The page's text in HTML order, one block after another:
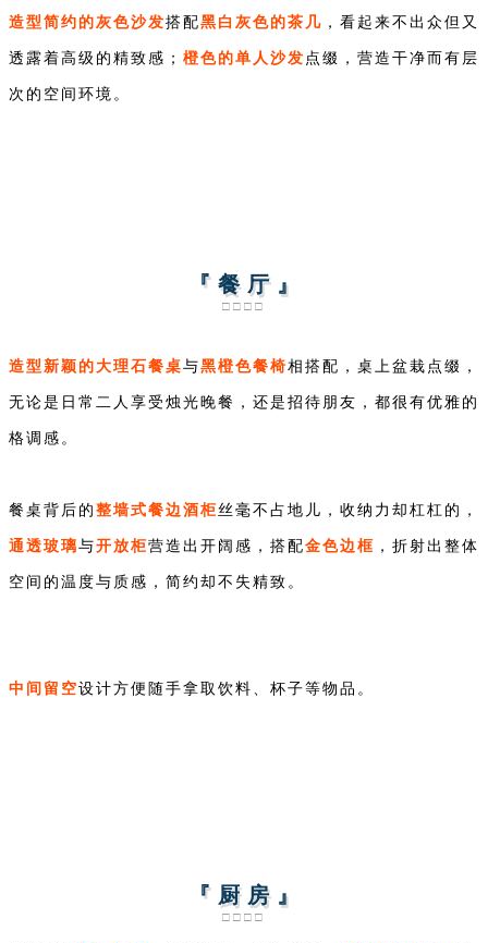
造型简约的灰色沙发搭配黑白灰色的茶几 ，看起来不出众但又
透露着高级的精致感； 橙色的单人沙发 点缀，营造干净而有层
次的空间环境。
『 餐 厅 』
□□□□
造型新颖的大理石餐桌与黑橙色餐椅相搭配，桌上盆栽点缀，
无论是日常二人享受烛光晚餐，还是招待朋友，都很有优雅的
格调感。
餐桌背后的 整墙式餐边酒柜丝毫不占地儿，收纳力却杠杠的，
通透玻璃与开放柜营造出开阔感，搭配金色边框 ，折射出整体
空间的温度与质感，简约却不失精致。
中间留空设计方便随手拿取饮料、杯子等物品。
『 厨 房 』
□□□□